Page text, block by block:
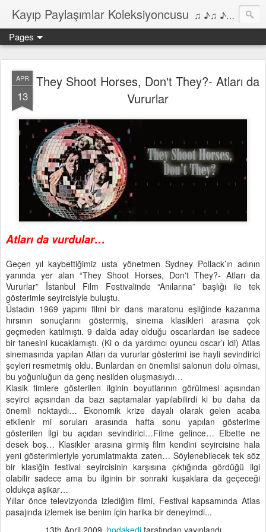
Kayıp Paylaşımlar Koleksiyoncusu ♫ ♪♫ ♪ ♫ ♪♫ ♪•♫♪ 2006'dan bu yana Film, Dizi, Müzik ve Kitaplar üzerine Yazılar Diyarı...
Pages
APR
13
They Shoot Horses, Don't They?- Atları da
Vururlar
Atları da vurdular…
Geçen yıl kaybettiğimiz usta yönetmen Sydney Pollack’ın adının
yanında yer alan “They Shoot Horses, Don't They?- Atları da
Vururlar” İstanbul Film Festivalinde “Anılarına” başlığı ile tek
gösterimle seyircisiyle buluştu.
Üstadın 1969 yapımı filmi bir dans maratonu eşliğinde kazanma
hırsının sonuçlarını göstermiş, sinema klasikleri arasına çok
geçmeden katılmıştı. 9 dalda aday olduğu oscarlardan ise sadece
bir tanesini kucaklamıştı. (Ki o da yardımcı oyuncu oscar’ı idi) Atlas
sinemasında yapılan Atları da vururlar gösterimi ise hayli sevindirici
şeyleri resmetmiş oldu. Bunlardan en önemlisi salonun dolu olması,
bu yoğunluğun da genç nesilden oluşmasıydı…
Klasik fimlere gösterilen ilginin boyutlarının görülmesi açısından
seyirci açısından da bazı saptamalar yapılabilirdi ki bu daha da
önemli noktaydı… Ekonomik krize dayalı olarak gelen acaba
etkilenir mi soruları arasında hafta sonu yapılan gösterime
gösterilen ilgi bu açıdan sevindirici…Filme gelince… Elbette ne
desek boş… Klasikler arasına girmiş film kendini seyircisine hala
yeni gösterimleriyle yorumlatmakta zaten… Söylenebilecek tek söz
bir klasiğin festival seyircisinin karşısına çıktığında gördüğü ilgi
olabilir sadece ama bu ilginin bir sonraki kuşaklara da geçeceği
oldukça aşikar…
Yıllar önce televizyonda izlediğim filmi, Festival kapsamında Atlas
pasajında izlemek ise benim için harika bir deneyimdi...
13th April 2009 bodakeditarafından yayınlandı